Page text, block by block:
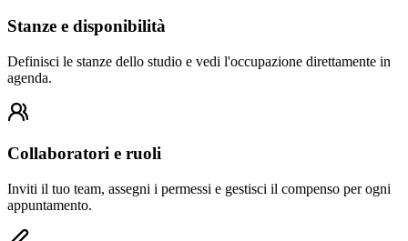
Stanze e disponibilità
Definisci le stanze dello studio e vedi l'occupazione direttamente in
agenda.
Collaboratori e ruoli
Inviti il tuo team, assegni i permessi e gestisci il compenso per ogni
appuntamento.